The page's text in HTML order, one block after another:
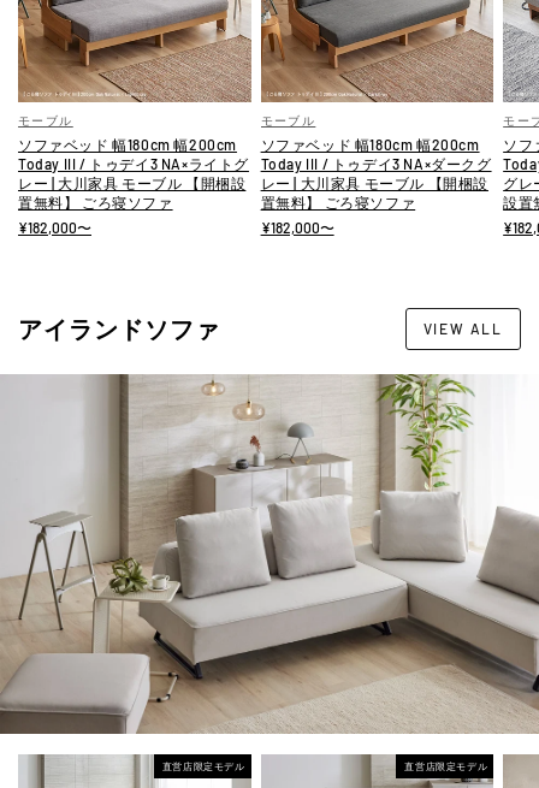
モーブル
ソファベッド 幅180cm 幅200cm
Today III / トゥデイ3 NA×ライトグ
レー | 大川家具 モーブル 【開梱設
置無料】 ごろ寝ソファ
¥182,000〜
モーブル
ソファベッド 幅180cm 幅200cm
Today III / トゥデイ3 NA×ダークグ
レー | 大川家具 モーブル 【開梱設
置無料】 ごろ寝ソファ
¥182,000〜
モー
ソフ
グレ
設置
アイランドソファ VIEW ALL
直営店限定モデル 直営店限定モデル